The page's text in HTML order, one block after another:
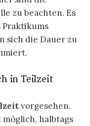
zu beachten. Es
Praktikums
sich die Dauer zu
in Teilzeit
vorgesehen.
halbtags